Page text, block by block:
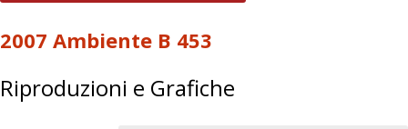
2007 Ambiente B 453
Riproduzioni e Grafiche